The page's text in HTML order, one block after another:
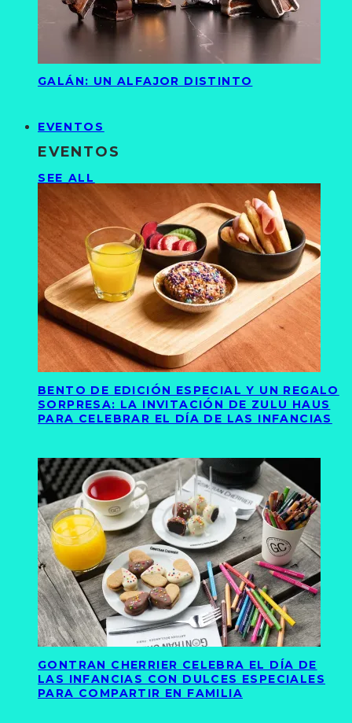
GALÁN: UN ALFAJOR DISTINTO
EVENTOS
EVENTOS
SEE ALL
BENTO DE EDICIÓN ESPECIAL Y UN REGALO
SORPRESA: LA INVITACIÓN DE ZULU HAUS
PARA CELEBRAR EL DÍA DE LAS INFANCIAS
GONTRAN CHERRIER CELEBRA EL DÍA DE
LAS INFANCIAS CON DULCES ESPECIALES
PARA COMPARTIR EN FAMILIA